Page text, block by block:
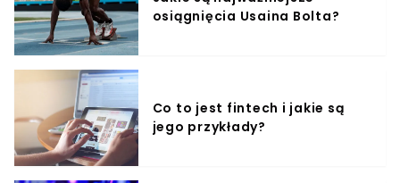
osiągnięcia Usaina Bolta?
Co to jest fintech i jakie są
jego przykłady?